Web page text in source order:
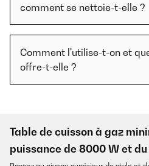
comment se nettoie-t-elle ?
Comment l'utilise-t-on et
offre-t-elle ?
Table de cuisson à gaz
puissance de 8000 W et